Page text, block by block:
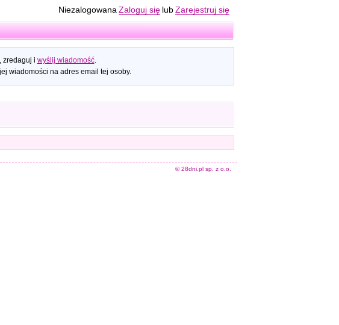
Niezalogowana Zaloguj się lub Zarejestruj się
zredaguj i wyślij wiadomość.
wiadomości na adres email tej osoby.
© 28dni.pl sp. z o.o.